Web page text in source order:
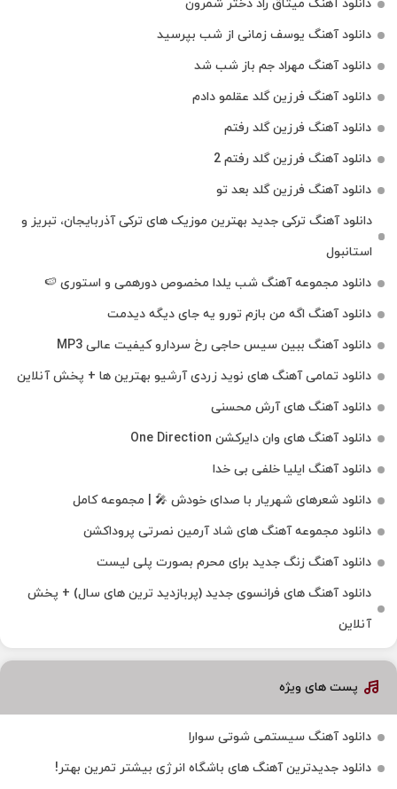
دانلود آهنگ میثاق راد دختر شمرون
دانلود آهنگ یوسف زمانی از شب بپرسید
دانلود آهنگ مهراد جم باز شب شد
دانلود آهنگ فرزین گلد عقلمو دادم
دانلود آهنگ فرزین گلد رفتم
دانلود آهنگ فرزین گلد رفتم 2
دانلود آهنگ فرزین گلد بعد تو
دانلود آهنگ ترکی جدید بهترین موزیک‌ های ترکی آذربایجان، تبریز و
استانبول
دانلود مجموعه آهنگ شب یلدا مخصوص دورهمی و استوری 🍉
دانلود آهنگ اگه من بازم تورو یه جای دیگه دیدمت
دانلود آهنگ ببین سیس حاجی رخ سردارو کیفیت عالی MP3
دانلود تمامی آهنگ های نوید زردی آرشیو بهترین ها + پخش آنلاین
دانلود آهنگ های آرش محسنی
دانلود آهنگ های وان دایرکشن One Direction
دانلود آهنگ ایلیا خلفی بی خدا
دانلود شعرهای شهریار با صدای خودش 🎤 | مجموعه کامل
دانلود مجموعه آهنگ های شاد آرمین نصرتی پروداکشن
دانلود آهنگ زنگ جدید برای محرم بصورت پلی لیست
دانلود آهنگ های فرانسوی جدید (پربازدید ترین های سال) + پخش
آنلاین
پست های ویژه
دانلود آهنگ سیستمی شوتی سوارا
دانلود جدیدترین آهنگ‌ های باشگاه انرژی بیشتر تمرین بهتر!